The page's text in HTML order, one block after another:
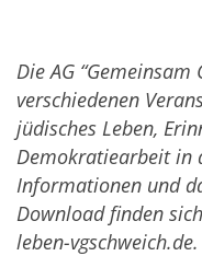
Die AG
verschiedenen
jüdisches Leben,
Demokratiearbeit in
Informationen und
Download finden
leben-vgschweich.de.